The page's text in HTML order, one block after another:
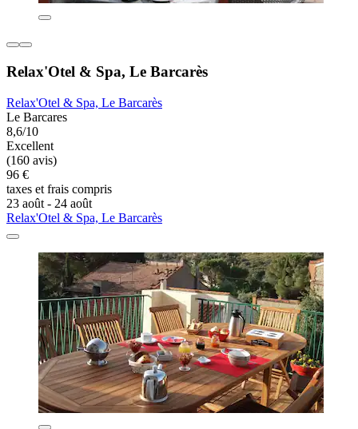
Relax'Otel & Spa, Le Barcarès
Relax'Otel & Spa, Le Barcarès
Le Barcares
8,6/10
Excellent
(160 avis)
96 €
taxes et frais compris
23 août - 24 août
Relax'Otel & Spa, Le Barcarès